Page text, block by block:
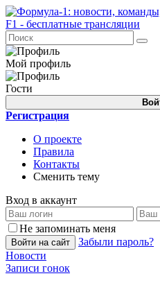
Мой профиль
Гости
Регистрация
О проекте
Правила
Контакты
Сменить тему
Вход в аккаунт
Не запоминать меня
Войти на сайт
Забыли пароль?
Новости
Записи гонок